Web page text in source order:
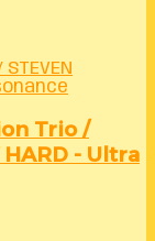
Trio /
HARD - Ultra